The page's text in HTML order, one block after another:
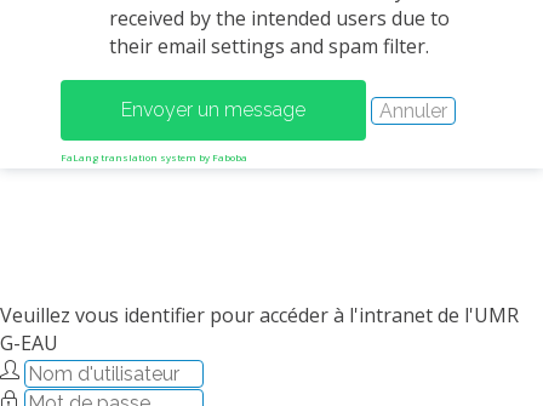
PRODUCTION
MÉTHODES ET OUTILS
LOGICIELS
PUBLICATIONS SUR HAL
NOTES THÉMATIQUES
received by the intended users due to
their email settings and spam filter.
FaLang translation system by Faboba
Veuillez vous identifier pour accéder à l'intranet de l'UMR
G-EAU